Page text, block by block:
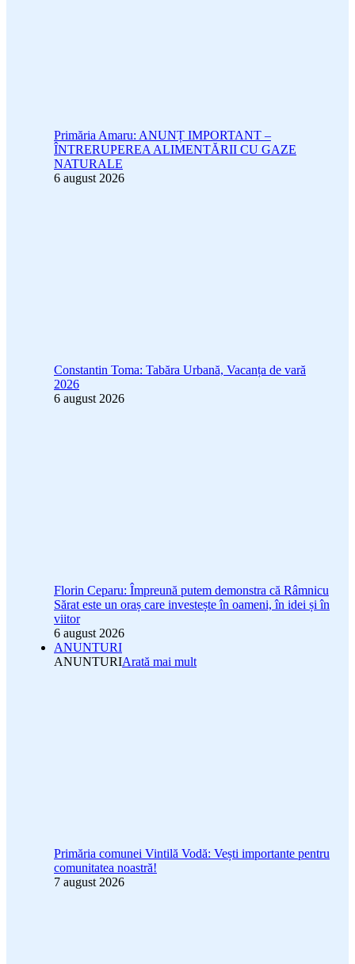
Primăria Amaru: ANUNȚ IMPORTANT –
ÎNTRERUPEREA ALIMENTĂRII CU GAZE
NATURALE
6 august 2026
Constantin Toma: Tabăra Urbană, Vacanța de vară
2026
6 august 2026
Florin Ceparu: Împreună putem demonstra că Râmnicu
Sărat este un oraș care investește în oameni, în idei și în
viitor
6 august 2026
ANUNTURI
ANUNTURIArată mai mult
Primăria comunei Vintilă Vodă: Vești importante pentru
comunitatea noastră!
7 august 2026